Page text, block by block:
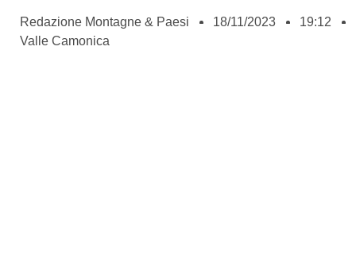
Redazione Montagne & Paesi 18/11/2023
19:12
Valle Camonica